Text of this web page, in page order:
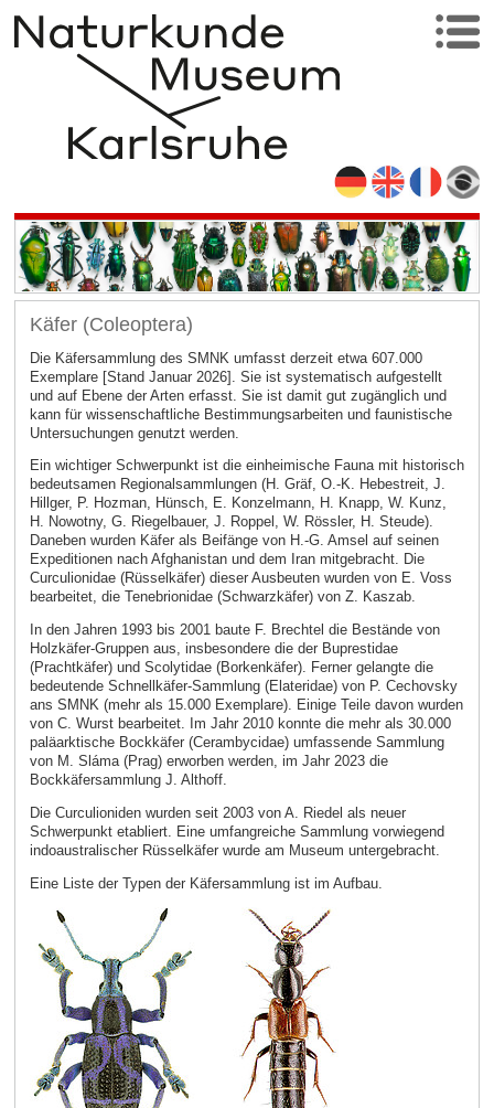
Käfer (Coleoptera)
Die Käfersammlung des SMNK umfasst derzeit etwa 607.000
Exemplare [Stand Januar 2026]. Sie ist systematisch aufgestellt
und auf Ebene der Arten erfasst. Sie ist damit gut zugänglich und
kann für wissenschaftliche Bestimmungsarbeiten und faunistische
Untersuchungen genutzt werden.
Ein wichtiger Schwerpunkt ist die einheimische Fauna mit historisch
bedeutsamen Regionalsammlungen (H. Gräf, O.-K. Hebestreit, J.
Hillger, P. Hozman, Hünsch, E. Konzelmann, H. Knapp, W. Kunz,
H. Nowotny, G. Riegelbauer, J. Roppel, W. Rössler, H. Steude).
Daneben wurden Käfer als Beifänge von H.-G. Amsel auf seinen
Expeditionen nach Afghanistan und dem Iran mitgebracht. Die
Curculionidae (Rüsselkäfer) dieser Ausbeuten wurden von E. Voss
bearbeitet, die Tenebrionidae (Schwarzkäfer) von Z. Kaszab.
In den Jahren 1993 bis 2001 baute F. Brechtel die Bestände von
Holzkäfer-Gruppen aus, insbesondere die der Buprestidae
(Prachtkäfer) und Scolytidae (Borkenkäfer). Ferner gelangte die
bedeutende Schnellkäfer-Sammlung (Elateridae) von P. Cechovsky
ans SMNK (mehr als 15.000 Exemplare). Einige Teile davon wurden
von C. Wurst bearbeitet. Im Jahr 2010 konnte die mehr als 30.000
paläarktische Bockkäfer (Cerambycidae) umfassende Sammlung
von M. Sláma (Prag) erworben werden, im Jahr 2023 die
Bockkäfersammlung J. Althoff.
Die Curculioniden wurden seit 2003 von A. Riedel als neuer
Schwerpunkt etabliert. Eine umfangreiche Sammlung vorwiegend
indoaustralischer Rüsselkäfer wurde am Museum untergebracht.
Eine Liste der Typen der Käfersammlung ist im Aufbau.